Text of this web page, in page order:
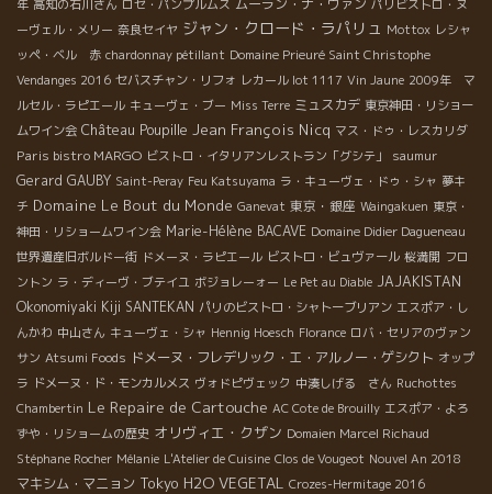
年 高知の石川さん ロセ・パンプルムス ムーラン・ナ・ヴァン パリビストロ・ヌ
ーヴェル・メリー 奈良セイヤ ジャン・クロード・ラパリュ Mottox レシャ
ッペ・ベル 赤 chardonnay pétillant Domaine Prieuré Saint Christophe
Vendanges 2016 セバスチャン・リフォ レカール lot 1117 Vin Jaune 2009年 マ
ルセル・ラピエール キューヴェ・ブー Miss Terre ミュスカデ 東京神田・リショー
ムワイン会 Château Poupille Jean François Nicq マス・ドゥ・レスカリダ
Paris bistro MARGO ビストロ・イタリアンレストラン「グシテ」 saumur
Gerard GAUBY Saint-Peray Feu Katsuyama ラ・キューヴェ・ドゥ・シャ 夢キ
チ Domaine Le Bout du Monde Ganevat 東京・銀座 Waingakuen 東京・
神田・リショームワイン会 Marie-Hélène BACAVE Domaine Didier Dagueneau
世界遺産旧ボルドー街 ドメーヌ・ラピエール ビストロ・ビュヴァール 桜満開 フロ
ントン ラ・ディーヴ・ブテイユ ボジョレーォー Le Pet au Diable JAJAKISTAN
Okonomiyaki Kiji SANTEKAN パリのビストロ・シャトーブリアン エスポア・し
んかわ 中山さん キューヴェ・シャ Hennig Hoesch Florance ロバ・セリアのヴァン
サン Atsumi Foods ドメーヌ・フレデリック・エ・アルノー・ゲシクト オップ
ラ ドメーヌ・ド・モンカルメス ヴォドピヴェック 中湊しげる さん Ruchottes
Chambertin Le Repaire de Cartouche AC Cote de Brouilly エスポア・よろ
ずや・リショームの歴史 オリヴィエ・クザン Domaien Marcel Richaud
Stéphane Rocher Mélanie L'Atelier de Cuisine Clos de Vougeot Nouvel An 2018
マキシム・マニョン Tokyo H2O VEGETAL Crozes-Hermitage 2016